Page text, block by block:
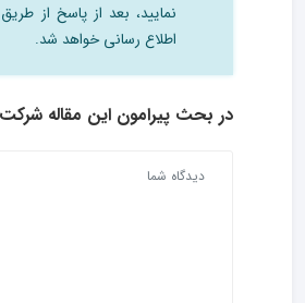
نمایید، بعد از پاسخ از
اطلاع رسانی خواهد شد.
در بحث‌ پیرامون این مقاله